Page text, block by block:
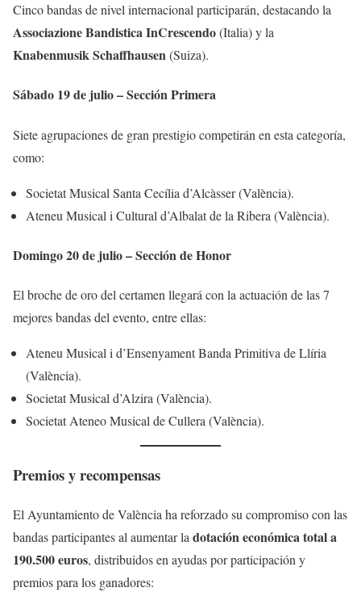
Cinco bandas de nivel internacional participarán, destacando la
Associazione Bandistica InCrescendo(Italia) y la
Knabenmusik Schaffhausen(Suiza).
Sábado 19 de julio – Sección Primera
Siete agrupaciones de gran prestigio competirán en esta categoría,
como:
Societat Musical Santa Cecília d’Alcàsser (València).
Ateneu Musical i Cultural d’Albalat de la Ribera (València).
Domingo 20 de julio – Sección de Honor
El broche de oro del certamen llegará con la actuación de las 7
mejores bandas del evento, entre ellas:
Ateneu Musical i d’Ensenyament Banda Primitiva de Llíria
(València).
Societat Musical d’Alzira (València).
Societat Ateneo Musical de Cullera (València).
Premios y recompensas
El Ayuntamiento de València ha reforzado su compromiso con las
bandas participantes al aumentar la dotación económica total a
190.500 euros, distribuidos en ayudas por participación y
premios para los ganadores: